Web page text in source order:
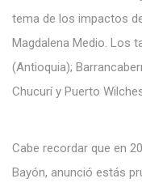
tema de los impactos
Magdalena Medio. Los
(Antioquia);
Chucurí y Puerto
Cabe recordar que en
Bayón, anunció estás